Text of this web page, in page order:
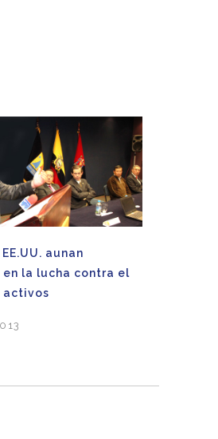
aunan
en la lucha contra el
activos